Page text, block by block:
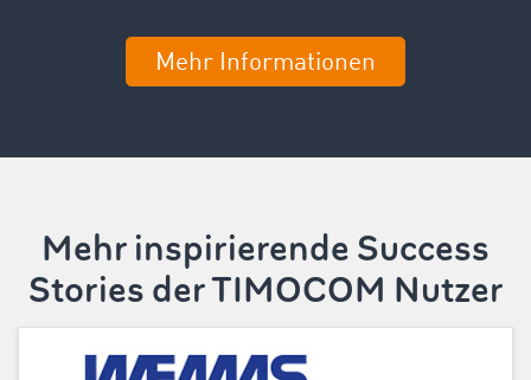
Mehr Informationen
Mehr inspirierende Success
Stories der TIMOCOM Nutzer